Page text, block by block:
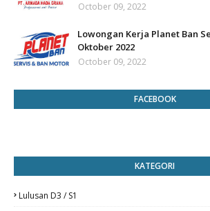
October 09, 2022
Lowongan Kerja Planet Ban
Oktober 2022
October 09, 2022
FACEBOOK
KATEGORI
Lulusan D3 / S1